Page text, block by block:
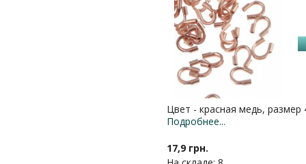
Цвет - красная медь,
Подробнее...
17,9 грн.